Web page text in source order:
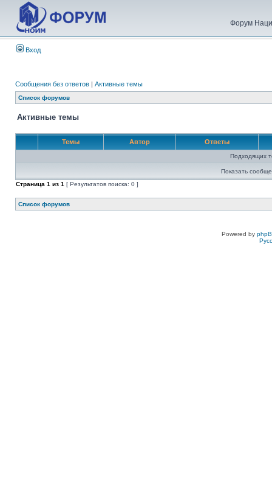
Форум
Вход
Сообщения без ответов | Активные темы
Список форумов
Активные темы
Темы Автор Ответы
Подходящих
Показать
Страница 1 из 1 [ Результатов поиска: 0 ]
Список форумов
Powered by